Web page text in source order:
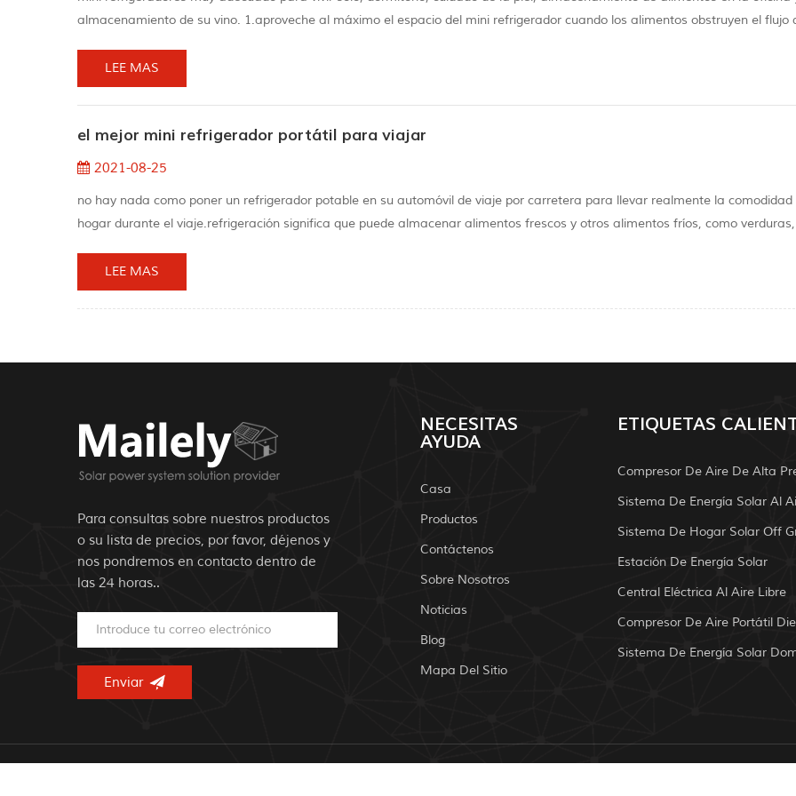
almacenamiento de su vino. 1.aproveche al máximo el espacio del mini refrigerador cuando los alimentos obstruyen el flujo
hecho, las be...
LEE MAS
el mejor mini refrigerador portátil para viajar
2021-08-25
no hay nada como poner un refrigerador potable en su automóvil de viaje por carretera para llevar realmente la comodidad
hogar durante el viaje.refrigeración significa que puede almacenar alimentos frescos y otros alimentos fríos, como verduras,
cualquier momento ...
LEE MAS
Para consultas sobre nuestros productos
o su lista de precios, por favor, déjenos y
nos pondremos en contacto dentro de
las 24 horas..
NECESITAS
AYUDA
Casa
Productos
Contáctenos
Sobre Nosotros
Noticias
Blog
Mapa Del Sitio
ETIQUETAS
Compresor De Aire De Alta
Sistema De Hogar Solar Off
Estación De Energía Solar
Central Eléctrica Al Aire Libre
Compresor De Aire Portátil